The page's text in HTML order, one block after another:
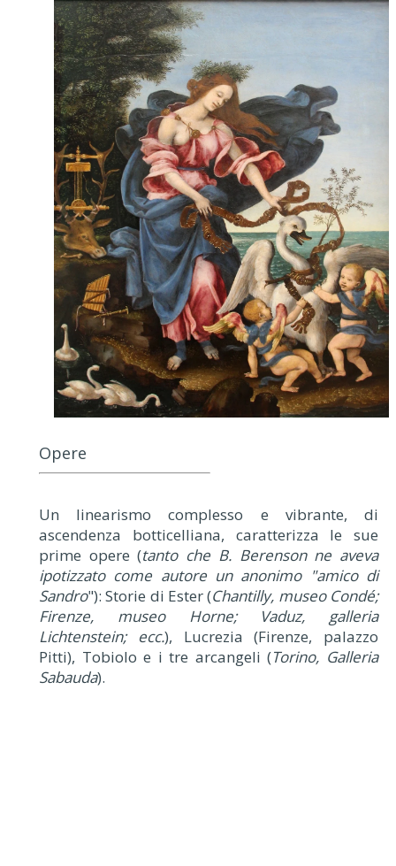
Opere
Un linearismo complesso e vibrante, di
ascendenza botticelliana, caratterizza le sue
prime opere (tanto che B. Berenson ne aveva
ipotizzato come autore un anonimo "amico di
Sandro"): Storie di Ester (Chantilly, museo Condé;
Firenze, museo Horne; Vaduz, galleria
Lichtenstein; ecc.), Lucrezia (Firenze, palazzo
Pitti), Tobiolo e i tre arcangeli (Torino, Galleria
Sabauda).